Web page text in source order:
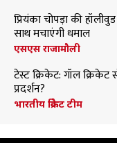
प्रियंका चोपड़ा की
साथ मचाएंगी धमाल
एसएस राजामौली
टेस्ट क्रिकेट: गॉल क्रिकेट
प्रदर्शन?
भारतीय क्रिकेट टीम